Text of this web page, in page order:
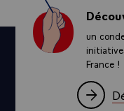
un
France !